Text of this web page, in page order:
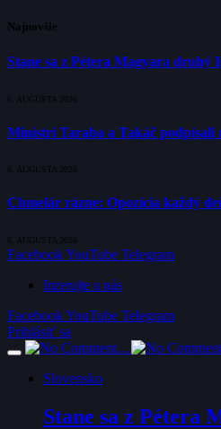
Najnovšie
Stane sa z Pétera Magyara
6. AUGUSTA 2026
Ministri Taraba a Takáč podpísali
6. AUGUSTA 2026
Chmelár rázne: Opozícia každý
6. AUGUSTA 2026
FacebookYouTube Telegram
Inzerujte u nás
FacebookYouTube Telegram
Prihlásiť sa
Slovensko
Stane sa z Pétera